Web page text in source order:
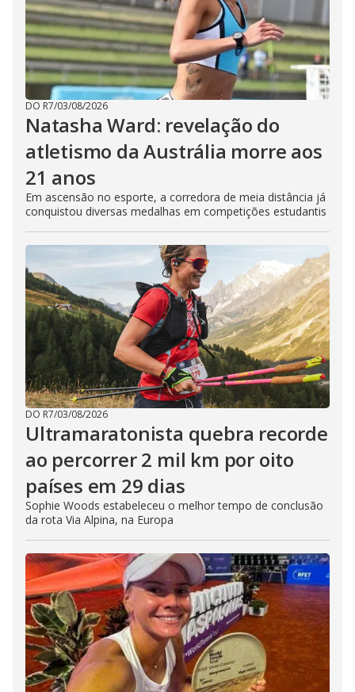
DO R7/03/08/2026
Natasha Ward: revelação do
atletismo da Austrália morre aos
21 anos
Em ascensão no esporte, a corredora de meia distância já
conquistou diversas medalhas em competições estudantis
DO R7/03/08/2026
Ultramaratonista quebra recorde
ao percorrer 2 mil km por oito
países em 29 dias
Sophie Woods estabeleceu o melhor tempo de conclusão
da rota Via Alpina, na Europa